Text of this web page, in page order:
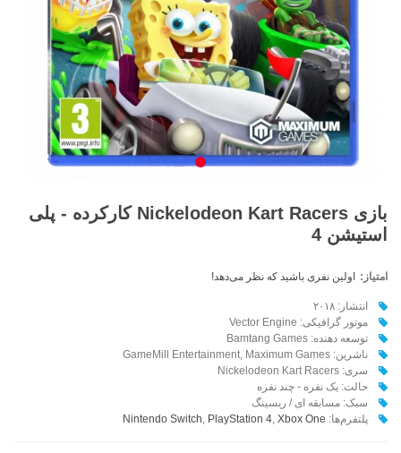
بازی Nickelodeon Kart Racers کارکرده - پلی
استیشن 4
امتیاز: اولین نفری باشید که نظر می‌دهد!
انتشار: ۲۰۱۸
موتور گرافیکی: Vector Engine
توسعه دهنده:‌ Bamtang Games
ناشرین:‌ GameMill Entertainment, Maximum Games
سری: ‌Nickelodeon Kart Racers
حالت: یک نفره - چند نفره
سبک: مسابقه ای / ریسینگ
پلتفرم‌ها:
Nintendo Switch PlayStation 4, Xbox One